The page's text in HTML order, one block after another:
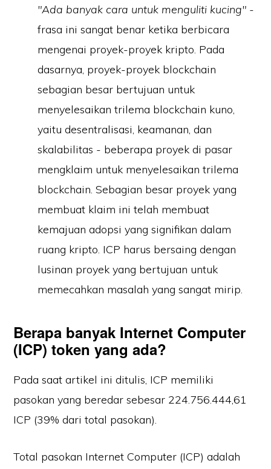
"Ada banyak cara untuk menguliti kucing" -
frasa ini sangat benar ketika berbicara
mengenai proyek-proyek kripto. Pada
dasarnya, proyek-proyek blockchain
sebagian besar bertujuan untuk
menyelesaikan trilema blockchain kuno,
yaitu desentralisasi, keamanan, dan
skalabilitas - beberapa proyek di pasar
mengklaim untuk menyelesaikan trilema
blockchain. Sebagian besar proyek yang
membuat klaim ini telah membuat
kemajuan adopsi yang signifikan dalam
ruang kripto. ICP harus bersaing dengan
lusinan proyek yang bertujuan untuk
memecahkan masalah yang sangat mirip.
Berapa banyak Internet Computer
(ICP) token yang ada?
Pada saat artikel ini ditulis, ICP memiliki
pasokan yang beredar sebesar 224.756.444,61
ICP (39% dari total pasokan).
Total pasokan Internet Computer (ICP) adalah